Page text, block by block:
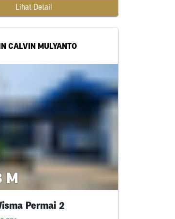
Lihat Detail
CALVIN MULYANTO
M
Permai 2